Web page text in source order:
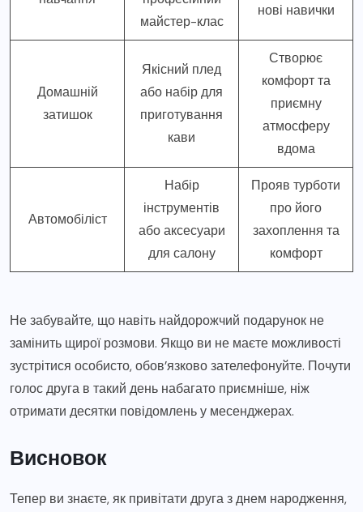
майстер-клас
нові навички
Домашній
затишок
Якісний плед
або набір для
приготування
кави
Створює
комфорт та
приємну
атмосферу
вдома
Автомобіліст
Набір
інструментів
або аксесуари
для салону
Прояв турботи
про його
захоплення та
комфорт
Не забувайте, що навіть найдорожчий подарунок не
замінить щирої розмови. Якщо ви не маєте можливості
зустрітися особисто, обов’язково зателефонуйте. Почути
голос друга в такий день набагато приємніше, ніж
отримати десятки повідомлень у месенджерах.
Висновок
Тепер ви знаєте, як привітати друга з днем народження,